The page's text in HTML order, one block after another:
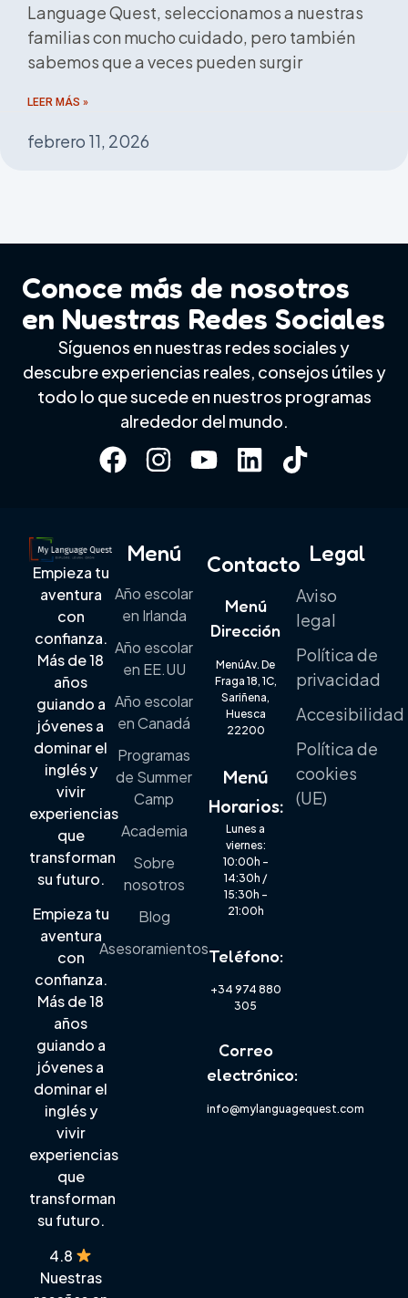
Language Quest, seleccionamos a nuestras
familias con mucho cuidado, pero también
sabemos que a veces pueden surgir
LEER MÁS »
febrero 11, 2026
Conoce más de nosotros
en Nuestras Redes Sociales
Síguenos en nuestras redes sociales y
descubre experiencias reales, consejos útiles y
todo lo que sucede en nuestros programas
alrededor del mundo.
Empieza tu
aventura
con
confianza.
Más de 18
años
guiando a
jóvenes a
dominar el
inglés y
vivir
experiencias
que
transforman
su futuro.
Empieza tu
aventura
con
confianza.
Más de 18
años
guiando a
jóvenes a
dominar el
inglés y
vivir
experiencias
que
transforman
su futuro.
4.8
Nuestras
Menú
Año escolar
en Irlanda
Año escolar
en EE.UU
Año escolar
en Canadá
Programas
de Summer
Camp
Academia
Sobre
nosotros
Blog
Asesoramientos
Contacto
Menú
Dirección
MenúAv. De
Fraga 18, 1C,
Sariñena,
Huesca
22200
Menú
Horarios:
Lunes a
viernes:
10:00h –
14:30h /
15:30h –
21:00h
Teléfono:
+34 974 880
305
Correo
electrónico:
info@mylanguagequest.com
Legal
Aviso
legal
Política de
privacidad
Accesibilidad
Política de
cookies
(UE)